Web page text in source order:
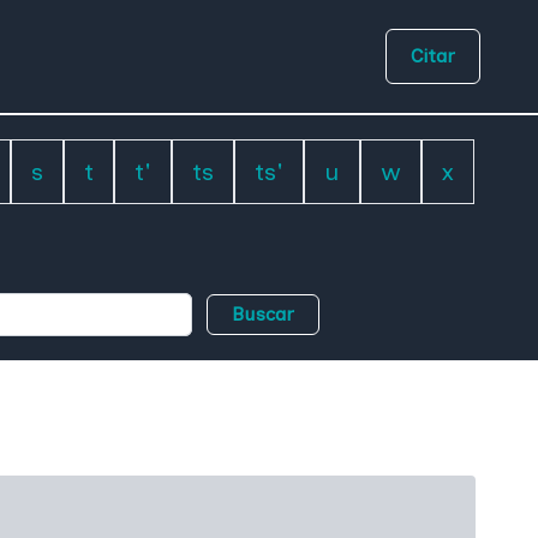
Citar
s t t' ts ts' u w x
Buscar